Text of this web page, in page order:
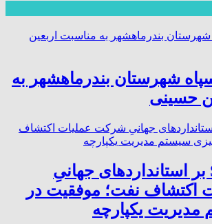
شهرستان بندرماهشهر به
حسینی
مهر تأیید SGS بر استانداردهای جهانیِ
اکتشاف نفت؛ موفقیت در
یکپارچه